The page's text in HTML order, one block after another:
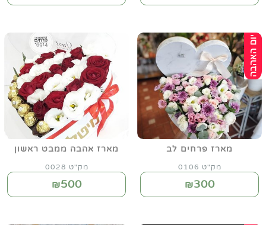
מארז פרחים לב
מק"ט 0106
₪300
מארז אהבה ממבט ראשון
מק"ט 0028
₪500